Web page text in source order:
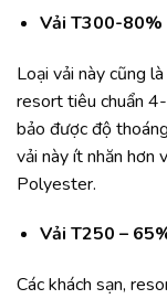
Vải T300-
Loại vải này cũng
resort tiêu chuẩn
bảo được độ
vải này ít nhăn
Polyester.
Vải T250 –
Các khách sạn,